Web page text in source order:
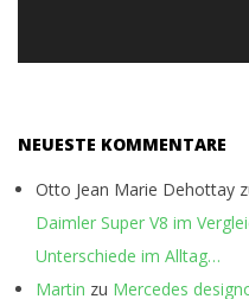
NEUESTE KOMMENTARE
Otto Jean Marie Dehottay
Daimler Super V8 im
Unterschiede im Alltag…
Martin zu Mercedes